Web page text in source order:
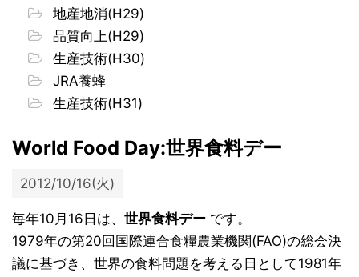
地産地消(H29)
品質向上(H29)
生産技術(H30)
JRA養蜂
生産技術(H31)
World Food Day:世界食料デー
2012/10/16(火)
毎年10月16日は、 世界食料デー です。
1979年の第20回国際連合食糧農業機関(FAO)の総会決
議に基づき、世界の食料問題を考える日として1981年